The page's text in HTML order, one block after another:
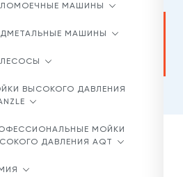
МАШИНЫ
МАШИНЫ
ВЫСОКОГО ДАВЛЕНИЯ
МОЙКИ
ДАВЛЕНИЯ AQT